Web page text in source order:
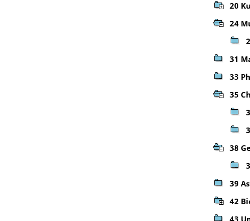
20
24
31
33
35
38
39
42
43